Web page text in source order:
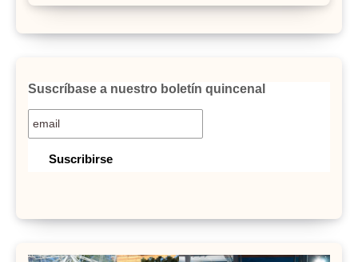
Suscríbase a nuestro boletín quincenal